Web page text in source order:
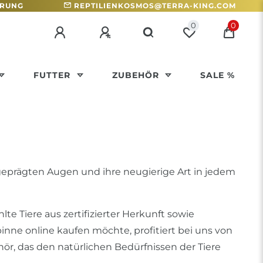
REPTILIENKOSMOS@TERRA-KING.COM
0 0
FUTTER ZUBEHÖR SALE %
Augen und ihre neugierige Art in jedem
Tiere aus zertifizierter Herkunft sowie
online kaufen möchte, profitiert bei uns von
das den natürlichen Bedürfnissen der Tiere